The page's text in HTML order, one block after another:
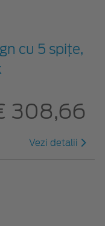
cu 5 spiţe,
308,66
Vezi detalii